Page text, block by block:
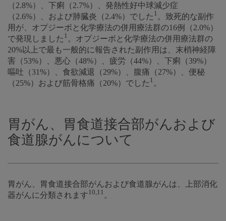
（2.8%）、下痢（2.7%）、発熱性好中球減少症
（2.6%）、および肺臓炎（2.4%）でした 1 。致死的な副作
用が、オプジーボと化学療法の併用療法群の16例（2.0%）
で発現しました 1 。オプジーボと化学療法の併用療法群の
20%以上で最も一般的に報告された副作用は、末梢神経障
害（53%）、悪心（48%）、疲労（44%）、下痢（39%）
嘔吐（31%）、食欲減退（29%）、腹痛（27%）、便秘
（25%）および筋骨格痛（20%）でした 1 。
胃がん、胃食道接合部がんおよび
食道腺がんについて
胃がん、胃食道接合部がんおよび食道腺がんは、上部消化
器がんに分類されます10,11 。